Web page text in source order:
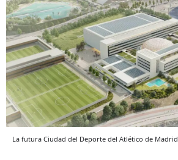
La futura Ciudad del Deporte del Atlético de Madrid